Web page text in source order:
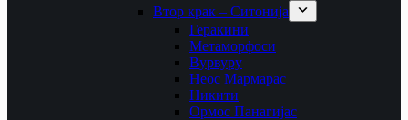
Втор крак – Ситонија
Геракини
Метаморфоси
Вурвуру
Неос Мармарас
Никити
Ормос Панагијас